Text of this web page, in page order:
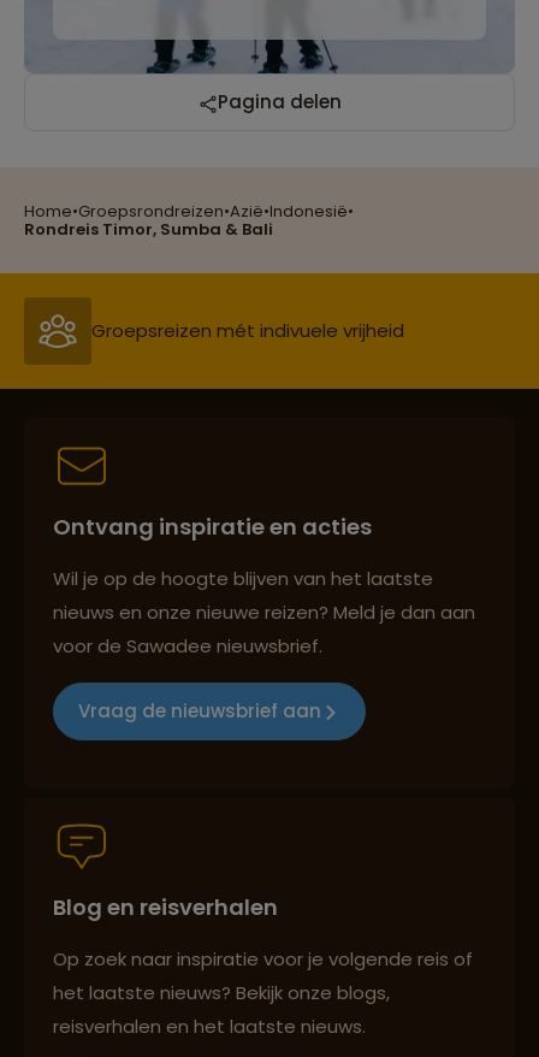
Home•Groepsrondreizen•Azië•Indonesië•
Rondreis Timor, Sumba & Bali
Pagina delen
Reizen met oog voor mens, cultuur en milieu
Groepsreizen mét indivuele vrijheid
Persoonlijk en deskundig reisadvies
Best beoordeelde reisroutes
Groepsreizen mét indivuele vrijheid
Best beoordeelde reisroutes
Reizen met oog voor mens, cultuur en milieu
Ontvang inspiratie en acties
Wil je op de hoogte blijven van het laatste
nieuws en onze nieuwe reizen? Meld je dan aan
voor de Sawadee nieuwsbrief.
Vraag de nieuwsbrief aan
Blog en reisverhalen
Op zoek naar inspiratie voor je volgende reis of
het laatste nieuws? Bekijk onze blogs,
reisverhalen en het laatste nieuws.